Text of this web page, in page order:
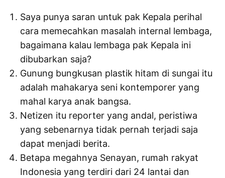
Saya punya saran untuk pak Kepala perihal
cara memecahkan masalah internal lembaga,
bagaimana kalau lembaga pak Kepala ini
dibubarkan saja?
Gunung bungkusan plastik hitam di sungai itu
adalah mahakarya seni kontemporer yang
mahal karya anak bangsa.
Netizen itu reporter yang andal, peristiwa
yang sebenarnya tidak pernah terjadi saja
dapat menjadi berita.
Betapa megahnya Senayan, rumah rakyat
Indonesia yang terdiri dari 24 lantai dan